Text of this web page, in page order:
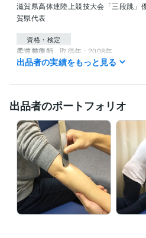
滋賀県高体連陸上競技大会「三段跳」
賀県代表
資格・検定
柔道整復師 取得年 : 2008年
JCCA認定アドバンストトレーナー
オンラインレッスン・習い事 オンラ
ンラインでのセルフケアパッケージ提
ランニング ランナー 陸上
ストレッチ
マッサージ マッサージガ
出品者の実績をもっと見る
出品者のポートフォリオ